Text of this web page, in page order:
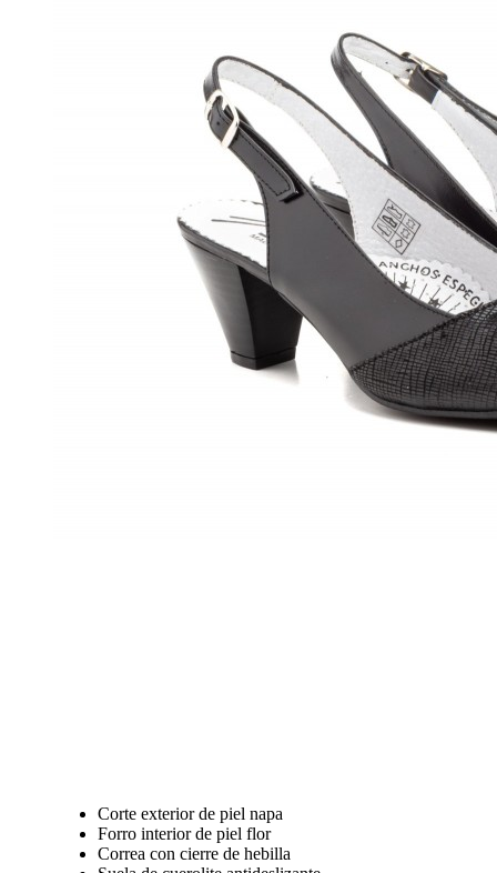
Corte exterior de piel napa
Forro interior de piel flor
Correa con cierre de hebilla